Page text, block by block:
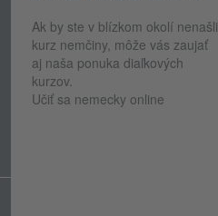
Ak by ste v blízkom okolí nenašli
kurz nemčiny, môže vás zaujať
aj naša ponuka diaľkových
kurzov.
Učiť sa nemecky online